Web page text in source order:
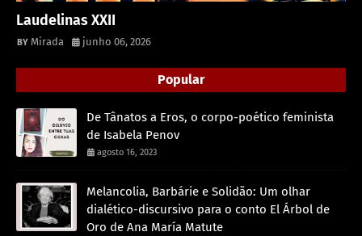
Laudelinas XXII
Mirada junho 06, 2026
Popular
De Tânatos a Eros, o corpo-poético feminista
de Isabela Penov
agosto 16, 2023
Melancolia, Barbárie e Solidão: Um olhar
dialético-discursivo para o conto El Árbol de
Oro de Ana María Matute